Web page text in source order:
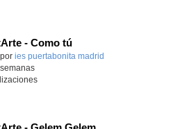
- Como tú
ies puertabonita madrid